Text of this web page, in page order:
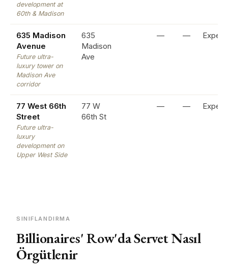
development at
60th & Madison
635 Madison
Avenue
Future ultra-
luxury tower on
Madison Ave
corridor
635
Madison
Ave
— —
77 West 66th
Street
Future ultra-
luxury
development on
Upper West Side
77 W
66th St
— —
SINIFLANDIRMA
Billionaires' Row'da Servet Nasıl
Örgütlenir